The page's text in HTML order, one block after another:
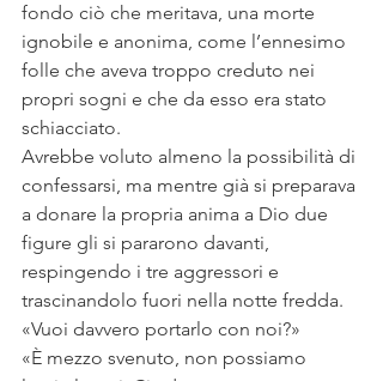
fondo ciò che meritava, una morte
ignobile e anonima, come l’ennesimo
folle che aveva troppo creduto nei
propri sogni e che da esso era stato
schiacciato.
Avrebbe voluto almeno la possibilità di
confessarsi, ma mentre già si preparava
a donare la propria anima a Dio due
figure gli si pararono davanti,
respingendo i tre aggressori e
trascinandolo fuori nella notte fredda.
«Vuoi davvero portarlo con noi?»
«È mezzo svenuto, non possiamo